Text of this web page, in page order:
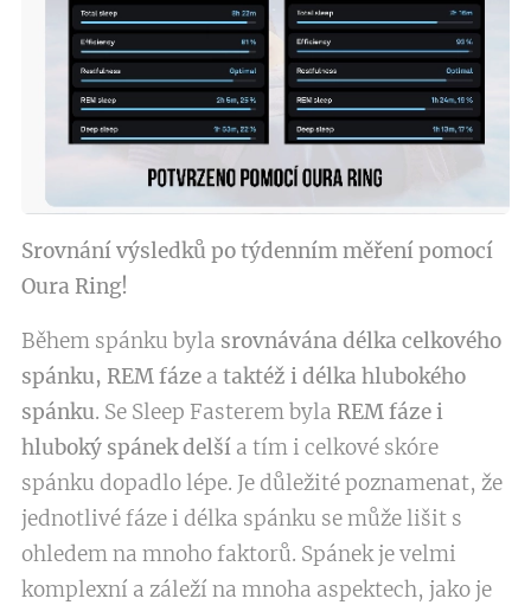
Srovnání výsledků po týdenním měření pomocí
Oura Ring!
Během spánku byla srovnávána délka celkového
spánku, REM fáze a taktéž i délka hlubokého
spánku. Se Sleep Fasterem byla REM fáze i
hluboký spánek delší a tím i celkové skóre
spánku dopadlo lépe. Je důležité poznamenat, že
jednotlivé fáze i délka spánku se může lišit s
ohledem na mnoho faktorů. Spánek je velmi
komplexní a záleží na mnoha aspektech, jako je